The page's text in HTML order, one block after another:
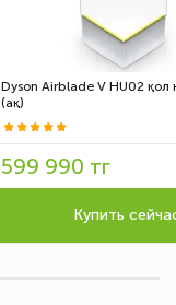
Dyson Airblade V HU02 қол
(ақ)
599 990 тг
Купить